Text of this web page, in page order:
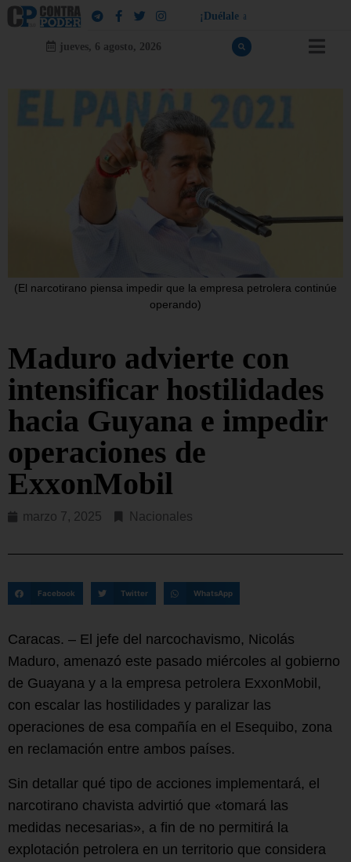
¡ Dué a e a
jueves, 6 agosto, 2026
(El narcotirano piensa impedir que la empresa petrolera continúe
operando)
Maduro advierte con
intensificar hostilidades
hacia Guyana e impedir
operaciones de
ExxonMobil
marzo 7, 2025 Nacionales
Facebook Twitter WhatsApp
Caracas. – El jefe del narcochavismo, Nicolás
Maduro, amenazó este pasado miércoles al gobierno
de Guayana y a la empresa petrolera ExxonMobil,
con escalar las hostilidades y paralizar las
operaciones de esa compañía en el Esequibo, zona
en reclamación entre ambos países.
Sin detallar qué tipo de acciones implementará, el
narcotirano chavista advirtió que «tomará las
medidas necesarias», a fin de no permitirá la
explotación petrolera en un territorio que considera